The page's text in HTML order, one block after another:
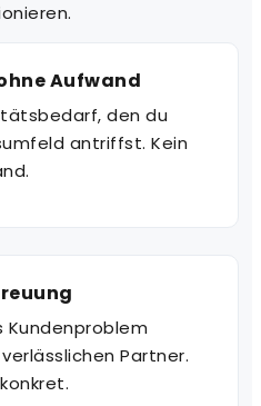
Aufwand
den du
antriffst. Kein
Kundenproblem
Partner.